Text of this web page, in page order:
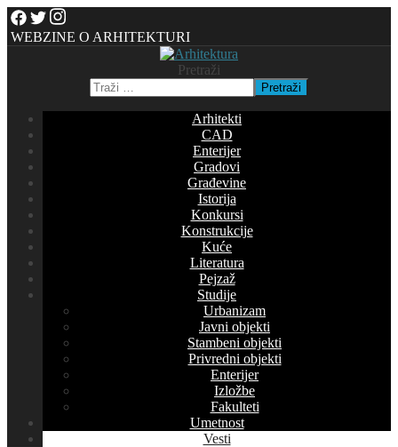
WEBZINE O ARHITEKTURI
Pretraži
Pretraži
Arhitekti
CAD
Enterijer
Gradovi
Građevine
Istorija
Konkursi
Konstrukcije
Kuće
Literatura
Pejzaž
Studije
Urbanizam
Javni objekti
Stambeni objekti
Privredni objekti
Enterijer
Izložbe
Fakulteti
Umetnost
Vesti